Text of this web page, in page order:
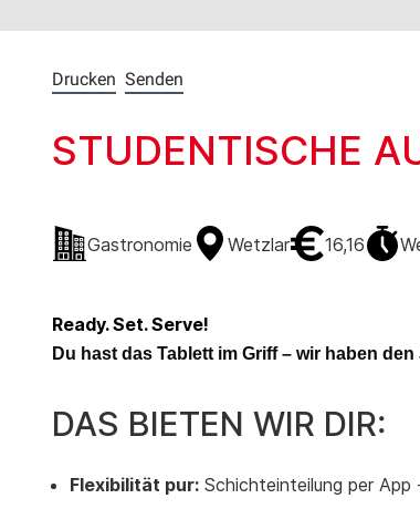
Drucken Senden
STUDENTISCHE
Gastronomie Wetzlar 16,16
Ready. Set. Serve!
Du hast das Tablett im Griff – wir haben
DAS BIETEN WIR DIR:
Flexibilität pur: Schichteinteilung per App